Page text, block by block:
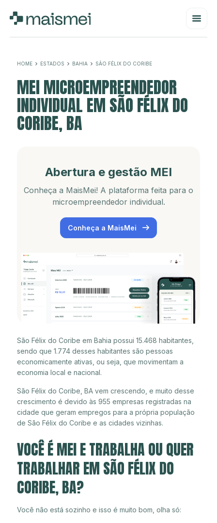
HOME ESTADOS BAHIA SÃO FÉLIX DO CORIBE
MEI MICROEMPREENDEDOR
INDIVIDUAL EM SÃO FÉLIX DO
CORIBE, BA
Abertura e gestão MEI
Conheça a MaisMei! A plataforma feita para o
microempreendedor individual.
Conheça a MaisMei
São Félix do Coribe em Bahia possui 15.468 habitantes,
sendo que 1.774 desses habitantes são pessoas
economicamente ativas, ou seja, que movimentam a
economia local e nacional.
São Félix do Coribe, BA vem crescendo, e muito desse
crescimento é devido às 955 empresas registradas na
cidade que geram empregos para a própria população
de São Félix do Coribe e as cidades vizinhas.
VOCÊ É MEI E TRABALHA OU QUER
TRABALHAR EM SÃO FÉLIX DO
CORIBE, BA?
Você não está sozinho e isso é muito bom, olha só: